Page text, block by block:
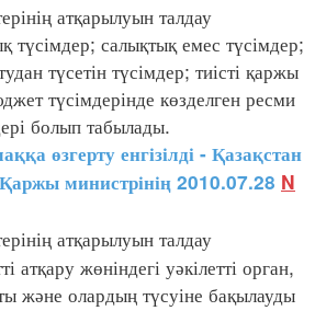
атқарылуын талдау
түсімдер; салықтық емес түсімдер;
түсетін түсімдер; тиісті қаржы
түсімдерінде көзделген ресми
болып табылады.
өзгерту енгізілді - Қазақстан
министрінің 2010.07.28 N
атқарылуын талдау
атқару жөніндегі уәкілетті орган,
және олардың түсуіне бақылауды